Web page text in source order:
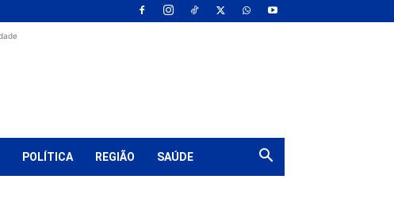
POLÍTICA REGIÃO SAÚDE